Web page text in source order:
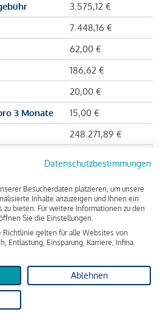
3.575,12 €
7.448,16 €
62,00 €
186,62 €
20,00 €
3 Monate
15,00 €
248.271,89 €
INFINA Credit
Broker GmbH
um die Wohnung zu kaufen.
einige Gebühren an (z. B. die
sodass die Bank den
Datenschutzbestimmungen
Besucherdaten platzieren, um unsere
Inhalte anzuzeigen und Ihnen ein
bieten. Für weitere Informationen zu den
Sie die Einstellungen.
Richtlinie gelten für alle Websites von
Entlastung, Einsparung, Karriere, Infina.
Ablehnen